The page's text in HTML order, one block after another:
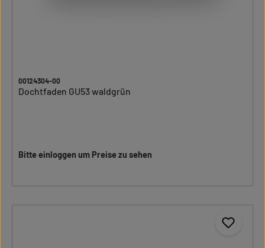
00124304-00
Dochtfaden GU53 waldgrün
Bitte einloggen um Preise zu sehen